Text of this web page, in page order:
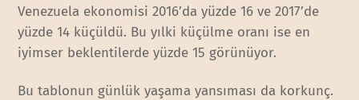
Venezuela ekonomisi 2016’da yüzde 16 ve 2017’de
yüzde 14 küçüldü. Bu yılki küçülme oranı ise en
iyimser beklentilerde yüzde 15 görünüyor.
Bu tablonun günlük yaşama yansıması da korkunç.